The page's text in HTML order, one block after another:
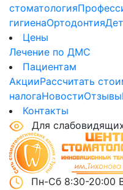
стоматология
гигиенаОртодонтия
Цены
Лечение по ДМС
Пациентам
АкцииРассчитать
налогаНовостиОтзывы
Контакты
Для
Пн-Сб 8:30-20:00